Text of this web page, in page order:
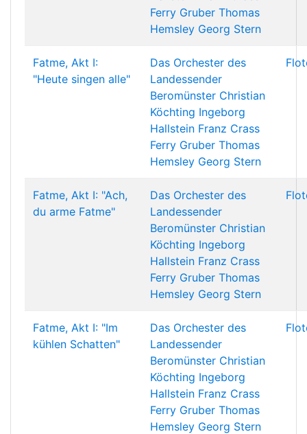
Ferry Gruber Thomas
Hemsley Georg Stern
Fatme, Akt I:
"Heute singen alle"
Das Orchester des
Landessender
Beromünster Christian
Köchting Ingeborg
Hallstein Franz Crass
Ferry Gruber Thomas
Hemsley Georg Stern
Fatme, Akt I: "Ach,
du arme Fatme"
Das Orchester des
Landessender
Beromünster Christian
Köchting Ingeborg
Hallstein Franz Crass
Ferry Gruber Thomas
Hemsley Georg Stern
Fatme, Akt I: "Im
kühlen Schatten"
Das Orchester des
Landessender
Beromünster Christian
Köchting Ingeborg
Hallstein Franz Crass
Ferry Gruber Thomas
Hemsley Georg Stern